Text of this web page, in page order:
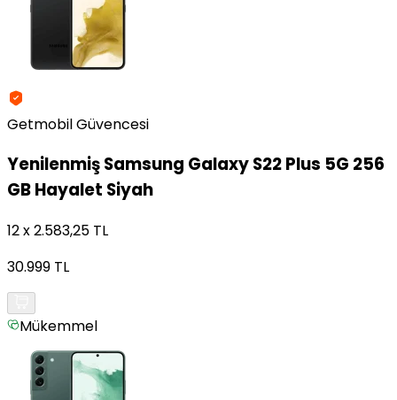
Getmobil Güvencesi
YenilenmişSamsung Galaxy S22 Plus 5G 256
GB Hayalet Siyah
12 x 2.583,25 TL
30.999 TL
Mükemmel